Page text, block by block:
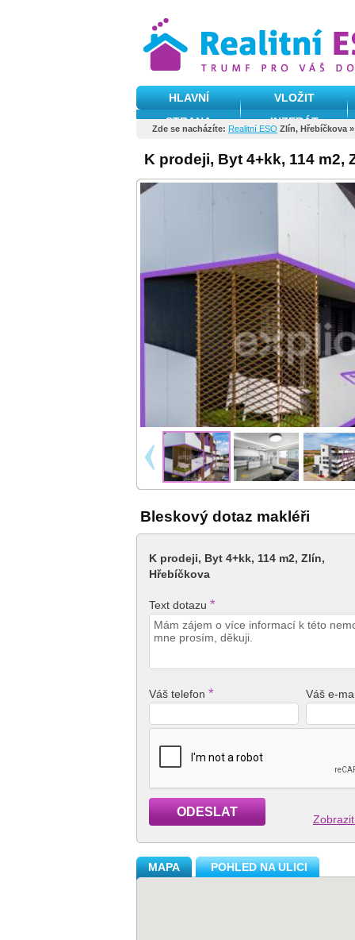
Zde se nacházíte: Realitní ESO Zlín, Hřebíčkova »
K prodeji, Byt 4+kk, 114 m2,
Bleskový dotaz makléři
K prodeji, Byt 4+kk, 114 m2, Zlín,
Hřebíčkova
Text dotazu *
Váš telefon * Váš e-
ODESLAT
MAPA POHLED NA ULICI
HLAVNÍ
STRANA
VLOŽIT
INZERÁT